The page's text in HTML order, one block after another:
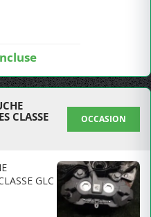
CLASSE
OCCASION
GLC